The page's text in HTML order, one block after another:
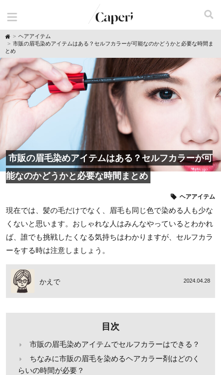
H
o
m
ヘアアイテム
市販の眉毛染めアイテムはある？セルフカラーが可能なのかどうかと必要な時間ま
とめ
市販の眉毛染めアイテムはある？セルフカラーが可
能なのかどうかと必要な時間まとめ
ヘアアイテム
現在では、髪の毛だけでなく、眉毛も同じ色で染める人も少な
くないと思います。おしゃれな人はみんなやっているとわかれ
ば、誰でも挑戦したくなる気持ちはわかりますが、セルフカラ
ーをする時は注意しましょう。
かえで 2024.04.28
目次
市販の眉毛染めアイテムでセルフカラーはできる？
ちなみに市販の眉毛を染めるヘアカラー剤はどのく
らいの時間が必要？